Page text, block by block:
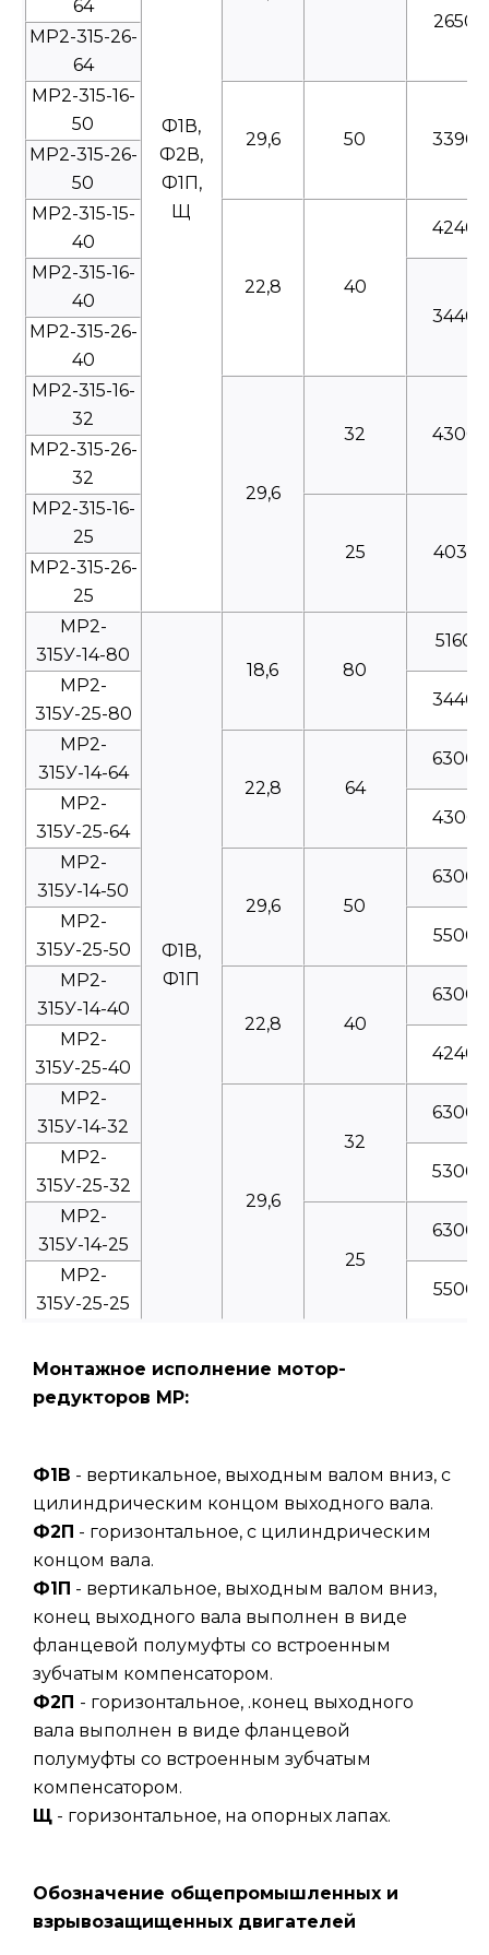
Ф1В,
Ф2В,
Ф1П,
Щ
64
2650
МР2-315-26-
64
МР2-315-16-
50
29,6 50 3390
МР2-315-26-
50
МР2-315-15-
40
22,8 40
4240
МР2-315-16-
40
3440
МР2-315-26-
40
МР2-315-16-
32
29,6
32 4300
МР2-315-26-
32
МР2-315-16-
25
25 4035
МР2-315-26-
25
МР2-
315У-14-80
Ф1В,
Ф1П
18,6 80
5160
МР2-
315У-25-80
3440
МР2-
315У-14-64
22,8 64
6300
МР2-
315У-25-64
4300
МР2-
315У-14-50
29,6 50
6300
МР2-
315У-25-50
5500
МР2-
315У-14-40
22,8 40
6300
МР2-
315У-25-40
4240
МР2-
315У-14-32
29,6
32
6300
МР2-
315У-25-32
5300
МР2-
315У-14-25
25
6300
МР2-
315У-25-25
5500
Монтажное исполнение мотор-
редукторов МР:
Ф1В - вертикальное, выходным валом вниз, с
цилиндрическим концом выходного вала.
Ф2П - горизонтальное, с цилиндрическим
концом вала.
Ф1П - вертикальное, выходным валом вниз,
конец выходного вала выполнен в виде
фланцевой полумуфты со встроенным
зубчатым компенсатором.
Ф2П - горизонтальное, .конец выходного
вала выполнен в виде фланцевой
полумуфты со встроенным зубчатым
компенсатором.
Щ - горизонтальное, на опорных лапах.
Обозначение общепромышленных и
взрывозащищенных двигателей